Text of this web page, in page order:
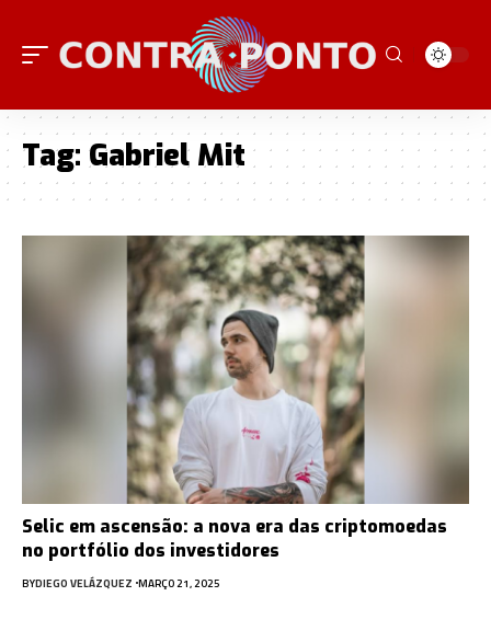
Tag: Gabriel Mit
Selic em ascensão: a nova era das criptomoedas
no portfólio dos investidores
BYDIEGO VELÁZQUEZ MARÇO 21, 2025